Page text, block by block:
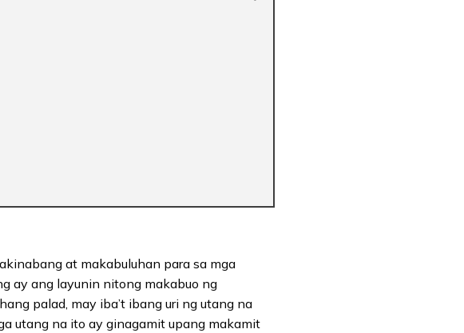
at makabuluhan para sa mga
ay ang layunin nitong makabuo ng
palad, may iba’t ibang uri ng utang na
utang na ito ay ginagamit upang makamit